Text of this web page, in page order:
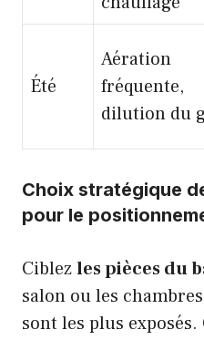
Été
Aération
fréquente,
dilution du
Choix stratégique
pour le
Ciblezles pièces du
salon ou les
sont les plus exposés.